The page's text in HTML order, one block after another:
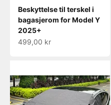
Beskyttelse til terskel i
bagasjerom for Model Y
2025+
Salgspris
499,00 kr